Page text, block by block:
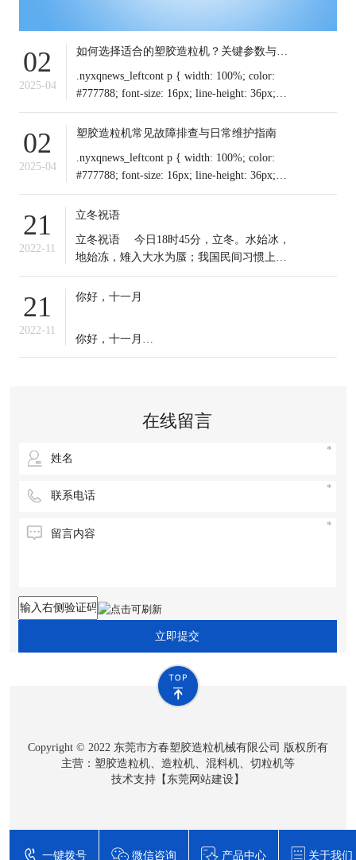
02
2025-04
如何选择适合的塑胶造粒机？关键参数与行业应用解析
.nyxqnews_leftcont p { width: 100%; color:
#777788; font-size: 16px; line-height: 36px;
text-indent: 0em !important; mar
02
2025-04
塑胶造粒机常见故障排查与日常维护指南
.nyxqnews_leftcont p { width: 100%; color:
#777788; font-size: 16px; line-height: 36px;
text-indent: 0em !important; mar
21
2022-11
立冬祝语
​立冬祝语 今日18时45分，立冬。水始冰，
地始冻，雉入大水为蜃；我国民间习惯上把
这一天作为冬季之始；冬天到来，今日起我
们应保证充足睡眠，多晒太阳，适时锻炼，
子碗，冻掉耳朵没人管”的说法。你那里立冬
吃啥？冬天来了，
21
2022-11
你好，十一月
你好，十一月
在线留言
立即提交
Copyright © 2022 东莞市方春塑胶造粒机械有限公司 版权所有
主营：塑胶造粒机、造粒机、混料机、切粒机等
技术支持【东莞网站建设】
一键拨号 微信咨询 产品中心 关于我们